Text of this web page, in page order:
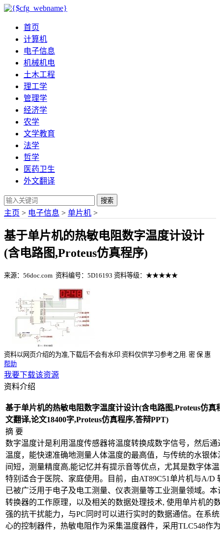
首页
计算机
电子信息
机械机电
土木工程
理工学
管理学
经济学
农学
文学教育
法学
哲学
医药卫生
外文翻译
搜索
主页 > 电子信息 > 单片机 >
基于单片机的热敏电阻数字温度计设计
(含电路图,Proteus仿真程序)
来源：56doc.com 资料编号：5D16193 资料等级：★★★★★
资料以网页介绍的为准,下载后不会有水印.资料仅供学习参考之用. 密 保 惠
帮助
我要下载该资源
资料介绍
基于单片机的热敏电阻数字温度计设计(含电路图,Proteus仿
文翻译,论文18400字,Proteus仿真程序,答辩PPT)
摘 要
数字温度计是利用温度传感器将温度转换成数字信号，然后
温度，能快速准确地测量人体温度的最高值，与传统的水银
间短，测量精度高,能记忆并有提示音等优点，尤其是数字体
特别适合于医院、家庭使用。目前，由AT89C51单片机与A/D
已被广泛用于电子及电工测量、仪表测量等工业测量领域。
转换器的工作原理，以及相关的数据处理技术, 使用单片机的
强的抗干扰能力，与PC同时可以进行实时的数据通信。在系
心的控制器件，热敏电阻作为采集温度器件，采用TLC548作